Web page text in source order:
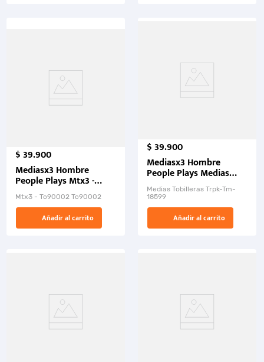
$39.900
Mediasx3 Hombre
People Plays Mtx3 -
Tc90002
Mtx3 - Tc90002 Tc90002
Añadir al carrito
$39.900
Mediasx3 Hombre
People Plays Medias
Tobilleras
Medias Tobilleras Trpk-Tm-
18599
Añadir al carrito